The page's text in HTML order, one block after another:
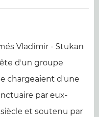
Vladimir - Stukan
d'un groupe
chargeaient d'une
par eux-
et soutenu par